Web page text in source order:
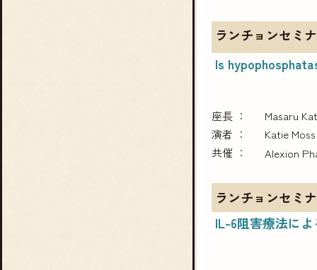
ランチョンセミ
Is
座長
Masaru
演者
Katie Moss
共催
Alexion
ランチョンセミ
IL-6阻害療法に